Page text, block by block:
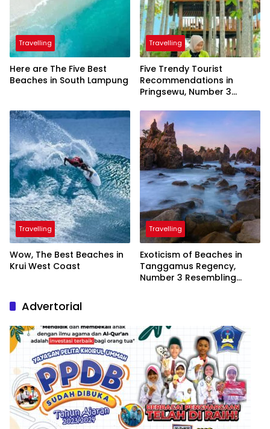
Travelling
Here are The Five Best
Beaches in South Lampung
Travelling
Five Trendy Tourist
Recommendations in
Pringsewu, Number 3
President
Travelling
Wow, The Best Beaches in
Krui West Coast
Travelling
Exoticism of Beaches in
Tanggamus Regency,
Number 3 Resembling
Advertorial